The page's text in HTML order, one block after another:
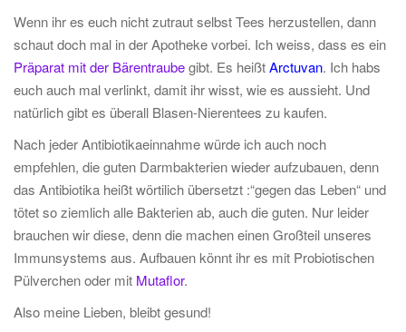
Wenn ihr es euch nicht zutraut selbst Tees herzustellen, dann
schaut doch mal in der Apotheke vorbei. Ich weiss, dass es ein
Präparat mit der Bärentraubegibt. Es heißtArctuvan. Ich habs
euch auch mal verlinkt, damit ihr wisst, wie es aussieht. Und
natürlich gibt es überall Blasen-Nierentees zu kaufen.
Nach jeder Antibiotikaeinnahme würde ich auch noch
empfehlen, die guten Darmbakterien wieder aufzubauen, denn
das Antibiotika heißt wörtilich übersetzt :“gegen das Leben“ und
tötet so ziemlich alle Bakterien ab, auch die guten. Nur leider
brauchen wir diese, denn die machen einen Großteil unseres
Immunsystems aus. Aufbauen könnt ihr es mit Probiotischen
Pülverchen oder mit Mutaflor.
Also meine Lieben, bleibt gesund!